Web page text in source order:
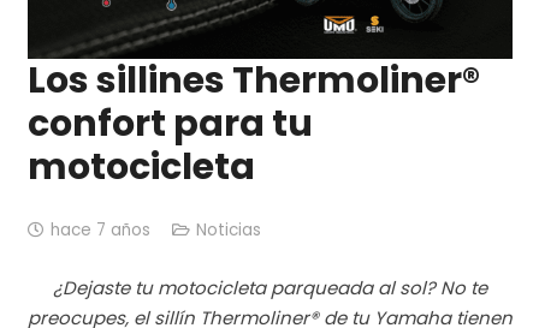
Los sillines Thermoliner®
confort para tu
motocicleta
hace 7 años Noticias
¿Dejaste tu motocicleta parqueada al sol? No te
preocupes, el sillín Thermoliner® de tu Yamaha tienen